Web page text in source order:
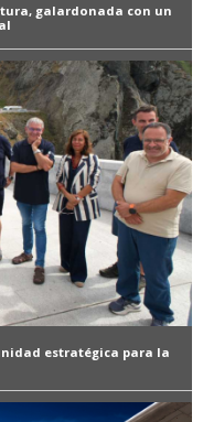
galardonada con un
estratégica para la